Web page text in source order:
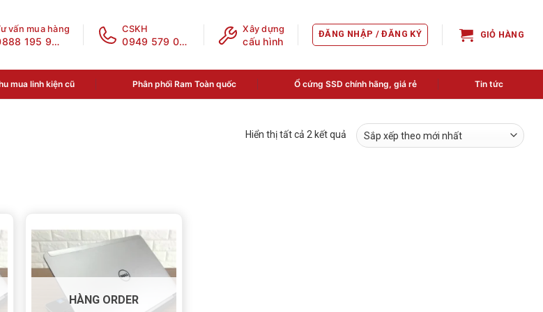
vấn mua hàng
0888 195 969
CSKH
0949 579 078
Xây dựng
cấu hình
ĐĂNG NHẬP / ĐĂNG KÝ GIỎ HÀNG
mua linh kiện cũ Phân phối Ram Toàn quốc Ổ cứng SSD chính hãng, giá rẻ Tin tức
Hiển thị tất cả 2 kết quảĐã
sắp
Danh mục sản phẩm
Chưa phân loại
ĐIỆN THOẠI - LINH KIỆN
HÀNG ORDER